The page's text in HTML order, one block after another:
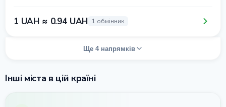
1 UAH ≈ 0.94 UAH 1 обмінник
Ще 4 напрямків
Інші міста в цій країні